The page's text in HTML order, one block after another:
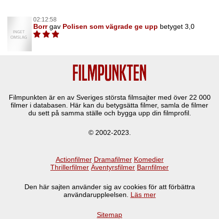
02:12:58
Borrgav Polisen som vägrade ge upp betyget 3,0
Filmpunkten är en av Sveriges största filmsajter med över 22 000
filmer i databasen. Här kan du betygsätta filmer, samla de filmer
du sett på samma ställe och bygga upp din filmprofil.
© 2002-2023.
Actionfilmer Dramafilmer Komedier
Thrillerfilmer Äventyrsfilmer Barnfilmer
Den här sajten använder sig av cookies för att förbättra
användaruppleelsen. Läs mer
Sitemap